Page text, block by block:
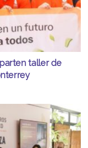
taller de